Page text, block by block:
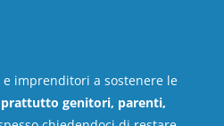
e imprenditori a sostenere le
genitori, parenti,